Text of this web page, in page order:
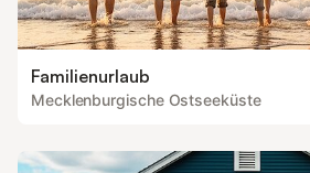
Familienurlaub
Mecklenburgische Ostseeküste